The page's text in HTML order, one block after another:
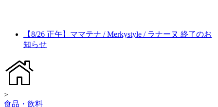
【8/26 正午】ママテナ / Merkystyle / ラナーヌ 終了のお
知らせ
>
食品・飲料